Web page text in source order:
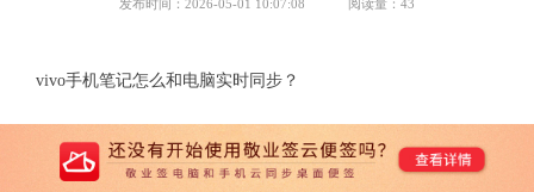
发布时间：2026-05-01 10:07:08 阅读量： 43
vivo手机笔记怎么和电脑实时同步？